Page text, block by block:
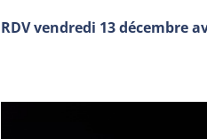
RDV vendredi 13 décembre